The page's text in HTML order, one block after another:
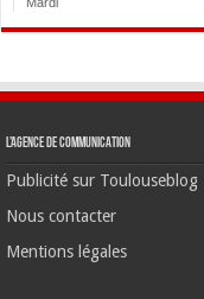
L’agence de communication
Publicité sur Toulouseblog
Nous contacter
Mentions légales